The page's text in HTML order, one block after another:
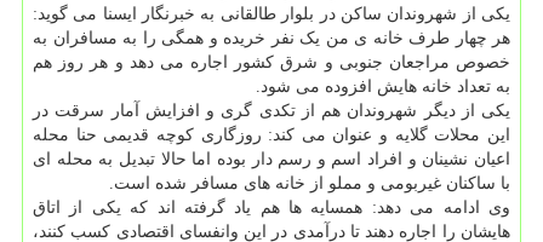
یکی از شهروندان ساکن در بلوار طالقانی به خبرنگار ایسنا می گوید:
هر چهار طرف خانه ی من یک نفر خریده و همگی را به مسافران به
خصوص مراجعان جنوبی و شرق کشور اجاره می دهد و هر روز هم
به تعداد خانه هایش افزوده می شود.
یکی از دیگر شهروندان هم از تکدی گری و افزایش آمار سرقت در
این محلات گلایه و عنوان می کند: روزگاری کوچه قدیمی حنا محله
اعیان نشینان و افراد اسم و رسم دار بوده اما حالا تبدیل به محله ای
با ساکنان غیربومی و مملو از خانه های مسافر شده است.
وی ادامه می دهد: همسایه ها هم یاد گرفته اند که یکی از اتاق
هایشان را اجاره دهند تا درآمدی در این وانفسای اقتصادی کسب کنند،